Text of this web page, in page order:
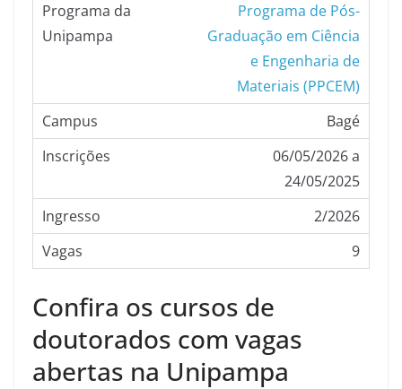
Programa de Pós-
Graduação em Ciência
e Engenharia de
Materiais (PPCEM)
Bagé
06/05/2026 a
24/05/2025
2/2026
9
Confira os cursos de
doutorados com vagas
abertas na Unipampa